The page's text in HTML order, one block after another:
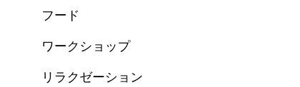
フード
ワークショップ
リラクゼーション